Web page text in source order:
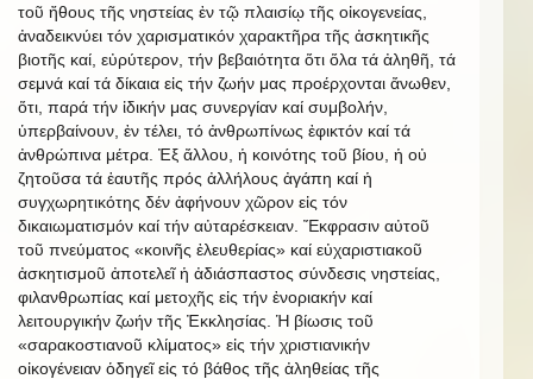
τοῦ ἤθους τῆς νηστείας ἐν τῷ πλαισίῳ τῆς οἰκογενείας,
ἀναδεικνύει τόν χαρισματικόν χαρακτῆρα τῆς ἀσκητικῆς
βιοτῆς καί, εὐρύτερον, τήν βεβαιότητα ὅτι ὅλα τά ἀληθῆ, τά
σεμνά καί τά δίκαια εἰς τήν ζωήν μας προέρχονται ἄνωθεν,
ὅτι, παρά τήν ἰδικήν μας συνεργίαν καί συμβολήν,
ὑπερβαίνουν, ἐν τέλει, τό ἀνθρωπίνως ἐφικτόν καί τά
ἀνθρώπινα μέτρα. Ἐξ ἄλλου, ἡ κοινότης τοῦ βίου, ἡ οὐ
ζητοῦσα τά ἑαυτῆς πρός ἀλλήλους ἀγάπη καί ἡ
συγχωρητικότης δέν ἀφήνουν χῶρον εἰς τόν
δικαιωματισμόν καί τήν αὐταρέσκειαν. Ἔκφρασιν αὐτοῦ
τοῦ πνεύματος «κοινῆς ἐλευθερίας» καί εὐχαριστιακοῦ
ἀσκητισμοῦ ἀποτελεῖ ἡ ἀδιάσπαστος σύνδεσις νηστείας,
φιλανθρωπίας καί μετοχῆς εἰς τήν ἐνοριακήν καί
λειτουργικήν ζωήν τῆς Ἐκκλησίας. Ἡ βίωσις τοῦ
«σαρακοστιανοῦ κλίματος» εἰς τήν χριστιανικήν
οἰκογένειαν ὁδηγεῖ εἰς τό βάθος τῆς ἀληθείας τῆς